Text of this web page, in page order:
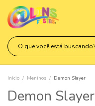
Início / Meninos / Demon Slayer
Demon Slayer